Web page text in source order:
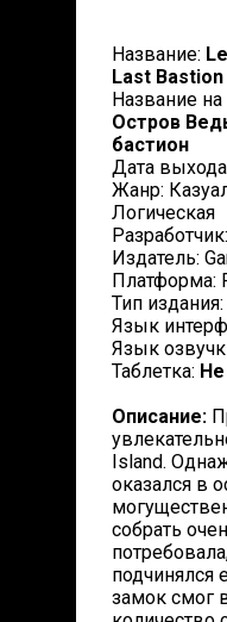
Название:
Last Bastion
Название на
Остров
бастион
Дата
Жанр:
Логическая
Издатель:
Платформа:
Тип
Язык
Язык
Таблетка: Не
Описание:
Island.
оказался в
собрать
подчинялся
замок смог